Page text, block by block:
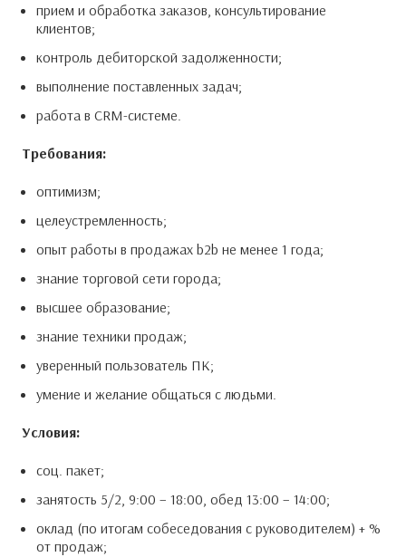
прием и обработка заказов, консультирование
клиентов;
контроль дебиторской задолженности;
выполнение поставленных задач;
работа в CRM-системе.
Требования:
оптимизм;
целеустремленность;
опыт работы в продажах b2b не менее 1 года;
знание торговой сети города;
высшее образование;
знание техники продаж;
уверенный пользователь ПК;
умение и желание общаться с людьми.
Условия:
соц. пакет;
занятость 5/2, 9:00 – 18:00, обед 13:00 – 14:00;
оклад (по итогам собеседования с руководителем) + %
от продаж;